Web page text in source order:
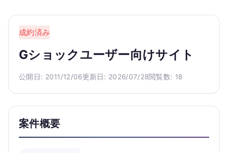
成約済み
Gショックユーザー向けサイト
公開日: 2011/12/06更新日: 2026/07/28閲覧数: 18
案件概要